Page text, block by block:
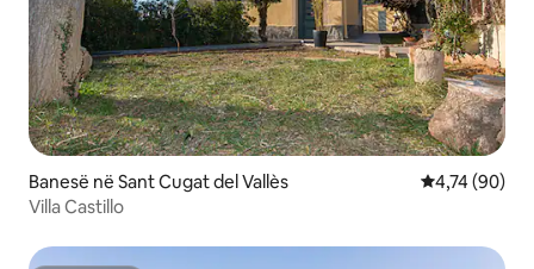
Banesë në Sant Cugat del Vallès Vlerësimi
4,74 (90)
Villa Castillo